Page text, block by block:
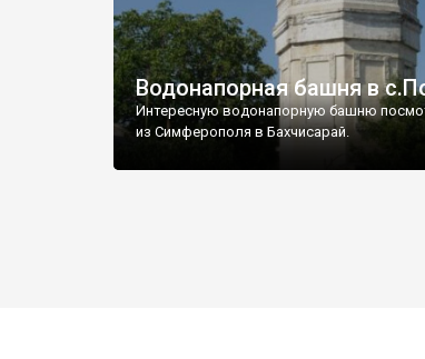
Водонапорная башня в
Интересную водонапорную башню
из Симферополя в Бахчисарай.